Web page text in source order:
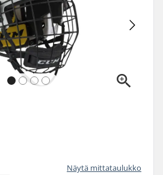
Näytä mittataulukko